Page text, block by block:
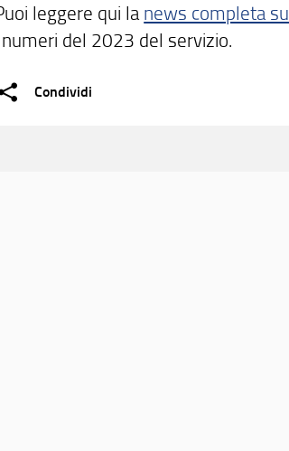
leggere qui la news completa
del 2023 del servizio.
Condividi